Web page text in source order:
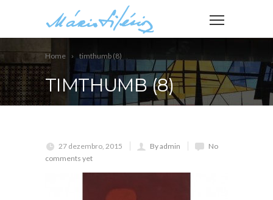
Home timthumb (8)
TIMTHUMB (8)
27 dezembro, 2015 By admin
No
comments yet